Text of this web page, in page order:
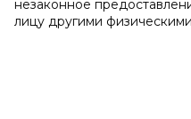
незаконное
лицу другими